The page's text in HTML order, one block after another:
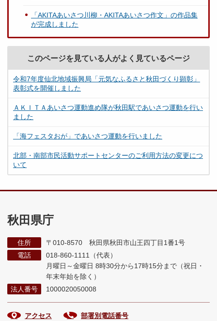
「AKITAあいさつ川柳・AKITAあいさつ作文」の作品集
が完成しました
このページを見ている人がよく見ているページ
令和7年度仙北地域振興局「元気なふるさと秋田づくり顕彰」
表彰式を開催しました
ＡＫＩＴＡあいさつ運動進め隊が秋田駅であいさつ運動を行い
ました
「海フェスタおが」であいさつ運動を行いました
北部・南部市民活動サポートセンターのご利用方法の変更につ
いて
秋田県庁
住所
〒010-8570 秋田県秋田市山王四丁目1番1号
電話
018-860-1111（代表）
月曜日～金曜日 8時30分から17時15分まで （祝日・
年末年始を除く）
法人番号
1000020050008
アクセス 部署別電話番号